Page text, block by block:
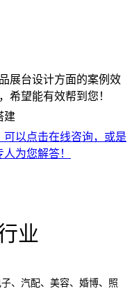
展台设计方面的案例效
希望能有效帮到您！
以点击在线咨询，或是
为您解答！
业
、汽配、美容、婚博、照